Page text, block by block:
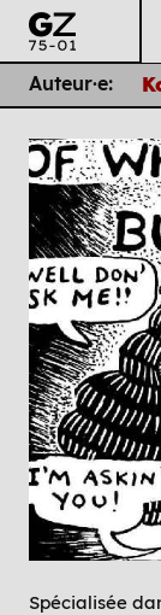
Auteur·e:
Spécialisée